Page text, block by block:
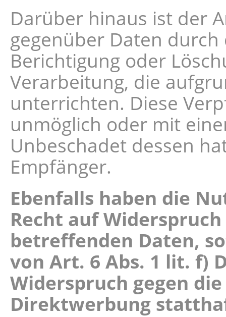
Darüber hinaus ist der
gegenüber Daten
Berichtigung oder
Verarbeitung, die
unterrichten. Diese
unmöglich oder mit
Unbeschadet dessen
Empfänger.
Ebenfalls haben die
Recht auf
betreffenden Daten,
von Art. 6 Abs. 1 lit. f)
Widerspruch gegen
Direktwerbung